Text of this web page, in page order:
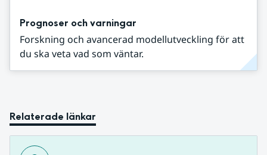
Prognoser och varningar
Forskning och avancerad modellutveckling för att
du ska veta vad som väntar.
Relaterade länkar